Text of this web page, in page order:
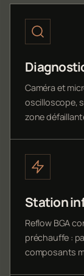
Caméra et
oscilloscope,
zone
Station
Reflow BGA
préchauffe :
composants